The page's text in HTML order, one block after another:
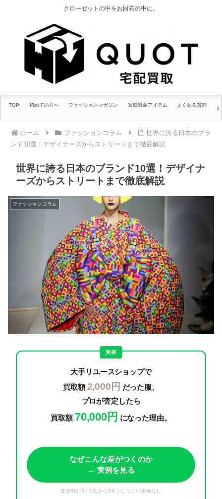
クローゼットの中をお財布の中に。
TOP 初めての方へ ファッションマガジン 買取対象アイテム よくある質問
ホーム ファッションコラム
世界に誇る日本のブラ
ンド10選！デザイナーズからストリートまで徹底解説
世界に誇る日本のブランド10選！デザイナ
ーズからストリートまで徹底解説
ファッションコラム
実例
大手リユースショップで
買取額2,000円だった服、
プロが査定したら
買取額 70,000円 になった理由。
なぜこんな差がつくのか
→ 実例を見る
査定料0円｜1点からOK｜しつこい連絡なし